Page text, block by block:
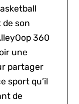
de son
360
une
partager
sport qu’il
de